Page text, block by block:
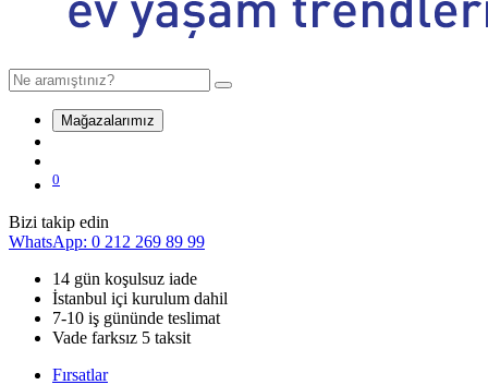
Mağazalarımız
0
Bizi takip edin
WhatsApp: 0 212 269 89 99
14 gün koşulsuz iade
İstanbul içi kurulum dahil
7-10 iş gününde teslimat
Vade farksız 5 taksit
Fırsatlar